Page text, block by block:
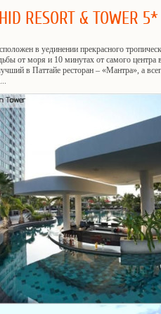
RESORT & TOWER 5*
в уединении прекрасного
от моря и 10 минутах от самого центра
в Паттайе ресторан – «Мантра», а